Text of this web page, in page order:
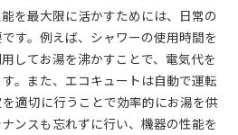
を最大限に活かすためには、日常の
す。例えば、シャワーの使用時間を
してお湯を沸かすことで、電気代を
。また、エコキュートは自動で運転
適切に行うことで効率的にお湯を供
ンスも忘れずに行い、機器の性能を